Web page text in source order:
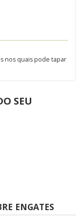
nos quais pode tapar
SEU
ENGATES